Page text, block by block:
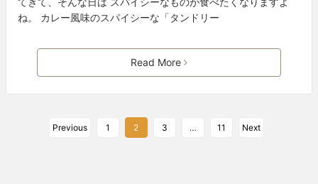
ね。 カレー風味のスパイシーな「タンドリー
Read More
Previous 1 2 3 … 11 Next